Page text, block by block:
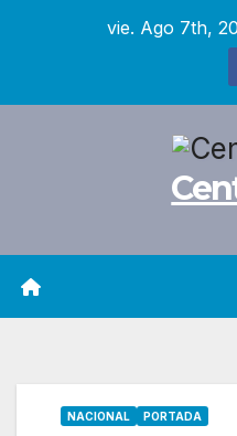
vie. Ago 7th,
NACIONAL PORTADA